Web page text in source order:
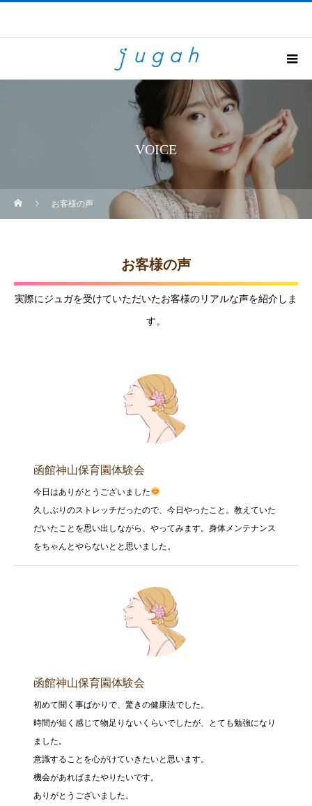
VOICE
お客様の声
お客様の声
実際にジュガを受けていただいたお客様のリアルな声を紹介しま
す。
函館神山保育園体験会
今日はありがとうございました
久しぶりのストレッチだったので、今日やったこと。教えていた
だいたことを思い出しながら、やってみます。身体メンテナンス
をちゃんとやらないとと思いました。
函館神山保育園体験会
初めて聞く事ばかりで、驚きの健康法でした。
時間が短く感じて物足りないくらいでしたが、とても勉強になり
ました。
意識することを心がけていきたいと思います。
機会があればまたやりたいです。
ありがとうございました。